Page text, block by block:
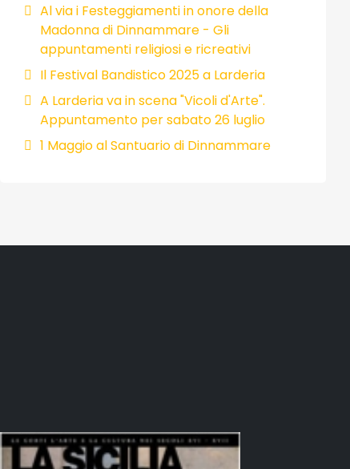
Al via i Festeggiamenti in onore della
Madonna di Dinnammare - Gli
appuntamenti religiosi e ricreativi
Il Festival Bandistico 2025 a Larderia
A Larderia va in scena "Vicoli d'Arte".
Appuntamento per sabato 26 luglio
1 Maggio al Santuario di Dinnammare